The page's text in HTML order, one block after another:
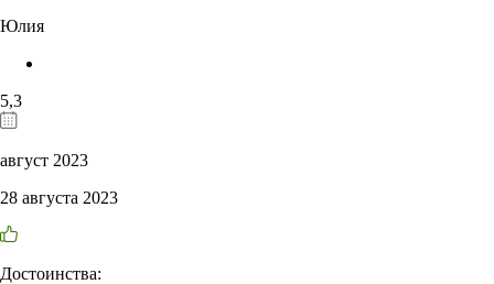
Юлия
5,3
август 2023
28 августа 2023
Достоинства: